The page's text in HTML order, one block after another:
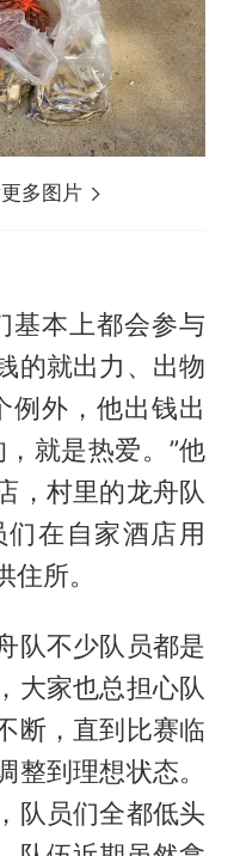
多图片
基本上都会参与
的就出力、出物
例外，他出钱出
就是热爱。”他
，村里的龙舟队
在自家酒店用
所。
队不少队员都是
大家也总担心队
断，直到比赛临
整到理想状态。
队员们全都低头